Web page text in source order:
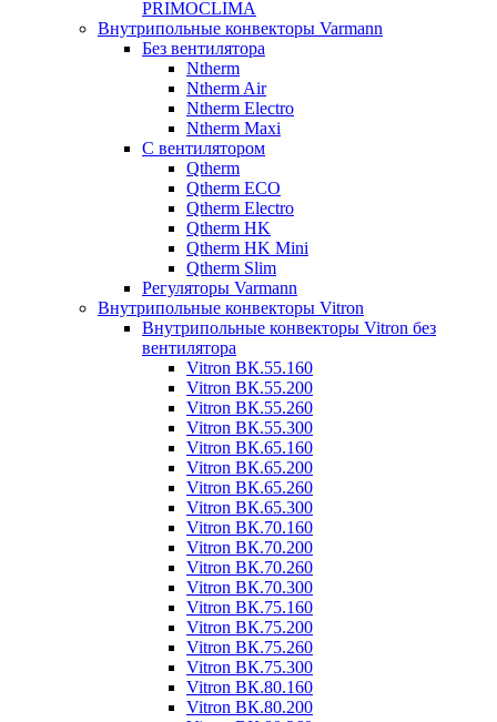
PRIMOCLIMA
Внутрипольные конвекторы Varmann
Без вентилятора
Ntherm
Ntherm Air
Ntherm Electro
Ntherm Maxi
С вентилятором
Qtherm
Qtherm ECO
Qtherm Electro
Qtherm HK
Qtherm HK Mini
Qtherm Slim
Регуляторы Varmann
Внутрипольные конвекторы Vitron
Внутрипольные конвекторы Vitron без
вентилятора
Vitron ВК.55.160
Vitron ВК.55.200
Vitron ВК.55.260
Vitron ВК.55.300
Vitron ВК.65.160
Vitron ВК.65.200
Vitron ВК.65.260
Vitron ВК.65.300
Vitron ВК.70.160
Vitron ВК.70.200
Vitron ВК.70.260
Vitron ВК.70.300
Vitron ВК.75.160
Vitron ВК.75.200
Vitron ВК.75.260
Vitron ВК.75.300
Vitron ВК.80.160
Vitron ВК.80.200